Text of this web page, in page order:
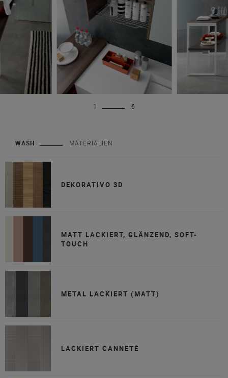
1 6
WASH MATERIALIEN
DEKORATIVO 3D
MATT LACKIERT, GLÄNZEND, SOFT-
TOUCH
METAL LACKIERT (MATT)
LACKIERT CANNETÈ